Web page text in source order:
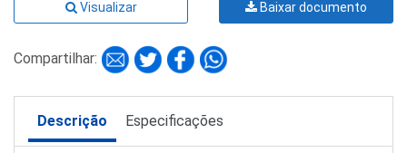
Visualizar Baixar documento
Compartilhar:
Descrição Especificações